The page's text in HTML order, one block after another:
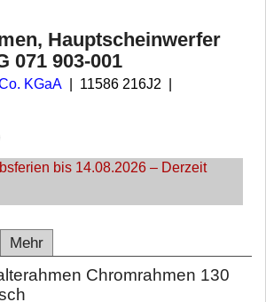
Hauptscheinwerfer
071 903-001
KGaA
11586 216J2
bis 14.08.2026 – Derzeit
Mehr
Chromrahmen 130